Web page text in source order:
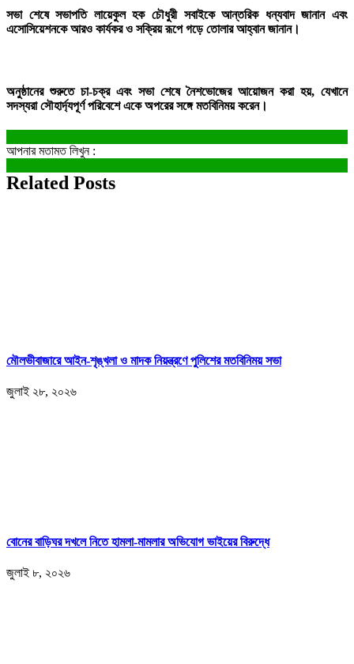
সভা শেষে সভাপতি লায়েকুল হক চৌধুরী সবাইকে আন্তরিক ধন্যবাদ জানান এবং
এসোসিয়েশনকে আরও কার্যকর ও সক্রিয় রূপে গড়ে তোলার আহ্বান জানান।
অনুষ্ঠানের শুরুতে চা-চক্র এবং সভা শেষে নৈশভোজের আয়োজন করা হয়, যেখানে
সদস্যরা সৌহার্দ্যপূর্ণ পরিবেশে একে অপরের সঙ্গে মতবিনিময় করেন।
আপনার মতামত লিখুন :
Related Posts
মৌলভীবাজারে আইন-শৃঙ্খলা ও মাদক নিয়ন্ত্রণে পুলিশের মতবিনিময় সভা
জুলাই ২৮, ২০২৬
বোনের বাড়িঘর দখলে নিতে হামলা-মামলার অভিযোগ ভাইয়ের বিরুদ্ধে
জুলাই ৮, ২০২৬